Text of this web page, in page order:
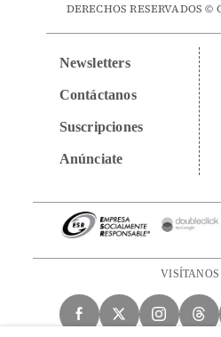
DERECHOS RESERVADOS ©
Newsletters
Contáctanos
Suscripciones
Anúnciate
VISÍTANOS